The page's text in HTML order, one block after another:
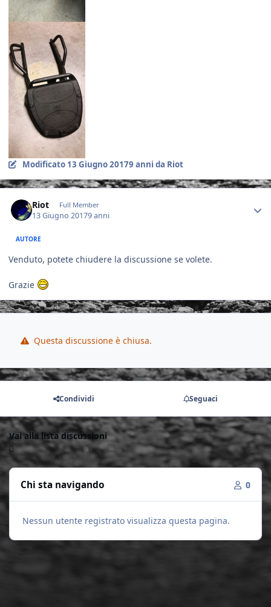
Modificato 13 Giugno 20179 anni da Riot
Riot Full Member
13 Giugno 20179 anni
AUTORE
Venduto, potete chiudere la discussione se volete.
Grazie
Questa discussione è chiusa.
Condividi Seguaci
Vai alla lista discussioni
Chi sta navigando 0
Nessun utente registrato visualizza questa pagina.